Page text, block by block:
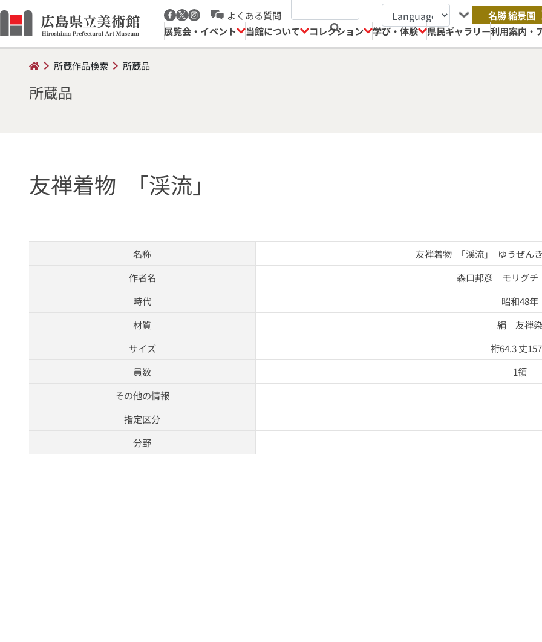
よくある質問
名勝 縮景園
展覧会・イベント
当館について コレクション 学び・体験 県民ギャラリー利用案内・
所蔵作品検索 所蔵品
所蔵品
友禅着物 ｢渓流｣
名称
友禅着物 ｢渓流｣ ゆうぜんき
作者名
森口邦彦 モリグチ
時代
昭和48年
材質
絹 友禅染
サイズ
裄64.3 丈
員数
1領
その他の情報
指定区分
分野